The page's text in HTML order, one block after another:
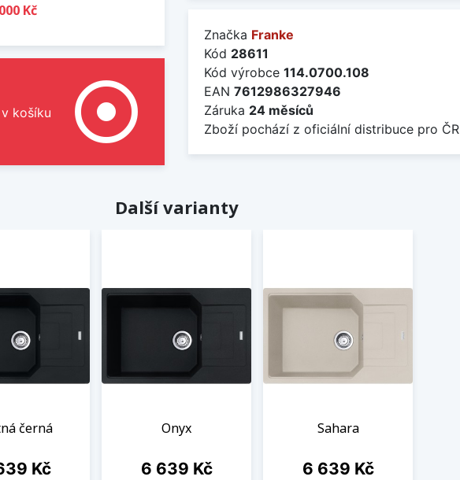
Kč
košíku
adjust
Značka Franke
Kód 28611
Kód výrobce 114.0700.108
EAN 7612986327946
Záruka 24 měsíců
Zboží pochází z oficiální distribuce pro ČR
Další varianty
černá
Kč
Onyx
Cena
6 639 Kč
Sahara
Cena
6 639 Kč